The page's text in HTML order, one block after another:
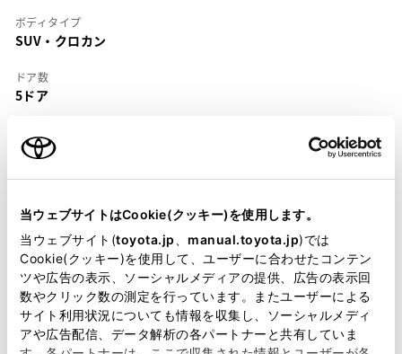
当ウェブサイトはCookie(クッキー)を使用します。
当ウェブサイト(toyota.jp manual.toyota.jp)では
Cookie(クッキー)を使用して、ユーザーに合わせたコンテン
ツや広告の表示、ソーシャルメディアの提供、広告の表示回
数やクリック数の測定を行っています。またユーザーによる
サイト利用状況についても情報を収集し、ソーシャルメディ
アや広告配信、データ解析の各パートナーと共有していま
ボディタイプ
SUV・クロカン
ドア数
5ドア
5名
DBA-NGX10
全長×全幅×全高
4360×1795×1550mm
ホイールベース ※1
2640mm
トレッド前／後